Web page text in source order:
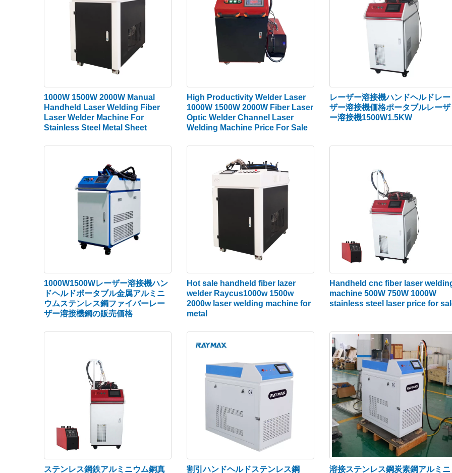
1000W 1500W 2000W Manual
Handheld Laser Welding Fiber
Laser Welder Machine For
Stainless Steel Metal Sheet
High Productivity Welder Laser
1000W 1500W 2000W Fiber Laser
Optic Welder Channel Laser
Welding Machine Price For Sale
レーザー溶接機ハンドヘルドレー
ザー溶接機価格ポータブルレーザ
ー溶接機1500W1.5KW
1000W1500Wレーザー溶接機ハン
ドヘルドポータブル金属アルミニ
ウムステンレス鋼ファイバーレー
ザー溶接機鋼の販売価格
Hot sale handheld fiber lazer
welder Raycus1000w 1500w
2000w laser welding machine for
metal
Handheld cnc fiber laser
machine 500W 750W 1000W
stainless steel laser price for
ステンレス鋼鉄アルミニウム銅真
割引ハンドヘルドステンレス鋼
溶接ステンレス鋼炭素鋼アルミニ